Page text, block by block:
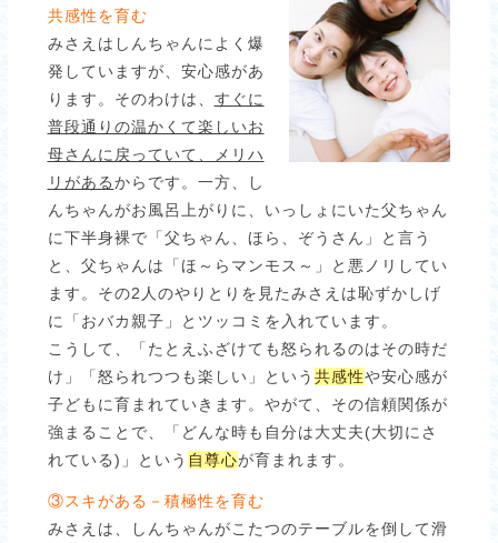
共感性を育む
みさえはしんちゃんによく爆
発していますが、安心感があ
ります。そのわけは、 すぐに
普段通りの温かくて楽しいお
母さんに戻っていて、メリハ
リがあるからです。一方、し
んちゃんがお風呂上がりに、いっしょにいた父ちゃん
に下半身裸で「父ちゃん、ほら、ぞうさん」と言う
と、父ちゃんは「ほ～らマンモス～」と悪ノリしてい
ます。その2人のやりとりを見たみさえは恥ずかしげ
に「おバカ親子」とツッコミを入れています。
こうして、「たとえふざけても怒られるのはその時だ
け」「怒られつつも楽しい」という 共感性や安心感が
子どもに育まれていきます。やがて、その信頼関係が
強まることで、「どんな時も自分は大丈夫(大切にさ
れている)」という 自尊心が育まれます。
③スキがある－積極性を育む
みさえは、しんちゃんがこたつのテーブルを倒して滑